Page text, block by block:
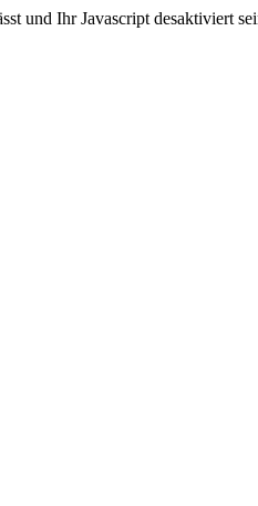
und Ihr Javascript desaktiviert